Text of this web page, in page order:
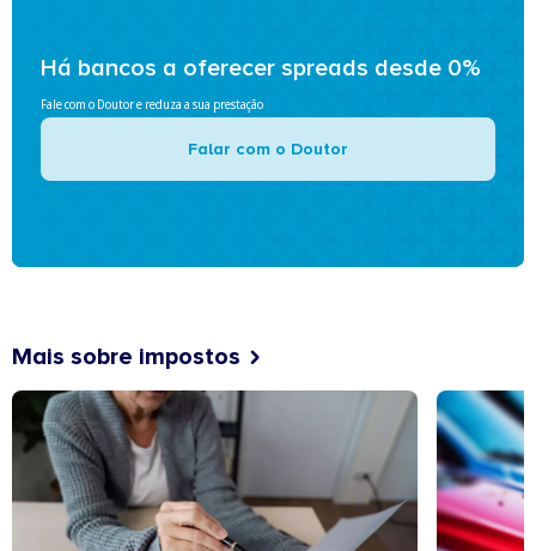
Há bancos a oferecer spreads desde 0%
Fale com o Doutor e reduza a sua prestação
Falar com o Doutor
Mais sobre impostos